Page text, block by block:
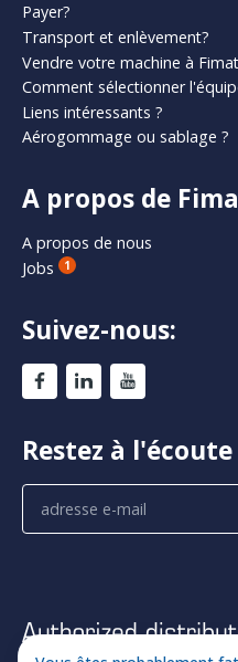
Payer?
Transport et enlèvement?
Vendre votre machine à
Comment sélectionner
Liens intéressants ?
Aérogommage ou sablage ?
A propos de
A propos de nous
Jobs
1
Suivez-nous:
Restez à l'écoute